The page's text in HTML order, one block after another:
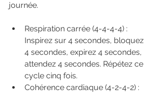
journée.
Respiration carrée (4-4-4-4) :
Inspirez sur 4 secondes, bloquez
4 secondes, expirez 4 secondes,
attendez 4 secondes. Répétez ce
cycle cinq fois.
Cohérence cardiaque (4-2-4-2) :